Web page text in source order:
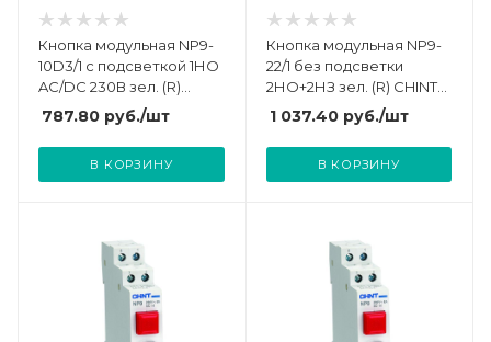
Кнопка модульная NP9-
10D3/1 с подсветкой 1НО
AC/DC 230В зел. (R)
CHINT 584054
787.80 руб./шт
В КОРЗИНУ
Кнопка модульная NP9-
22/1 без подсветки
2НО+2НЗ зел. (R) CHINT
584074
1 037.40руб./шт
В КОРЗИНУ